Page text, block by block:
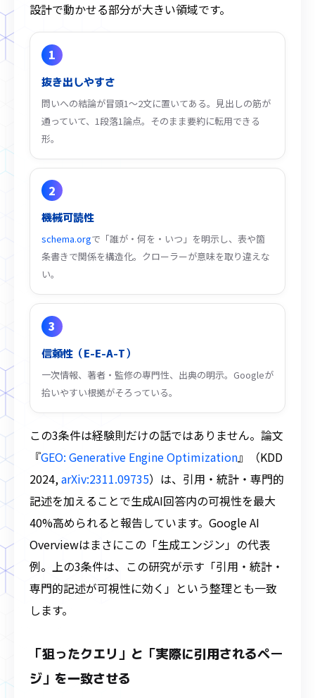
設計で動かせる部分が大きい領域です。
1
抜き出しやすさ
問いへの結論が冒頭1〜2文に置いてある。見出しの筋が
通っていて、1段落1論点。そのまま要約に転用できる
形。
2
機械可読性
schema.orgで「誰が・何を・いつ」を明示し、表や箇
条書きで関係を構造化。クローラーが意味を取り違えな
い。
3
信頼性（E-E-A-T）
一次情報、著者・監修の専門性、出典の明示。Googleが
拾いやすい根拠がそろっている。
この3条件は経験則だけの話ではありません。論文
『GEO: Generative Engine Optimization』（KDD
2024, arXiv:2311.09735）は、引用・統計・専門的
記述を加えることで生成AI回答内の可視性を最大
40%高められると報告しています。Google AI
Overviewはまさにこの「生成エンジン」の代表
例。上の3条件は、この研究が示す「引用・統計・
専門的記述が可視性に効く」という整理とも一致
します。
「狙ったクエリ」と「実際に引用されるペー
ジ」を一致させる